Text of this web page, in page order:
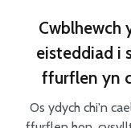
Cwblhewch
eisteddiad i
ffurflen yn
Os ydych chi'n